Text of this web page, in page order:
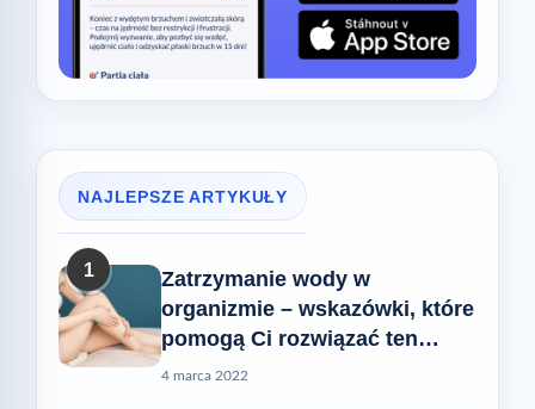
NAJLEPSZE ARTYKUŁY
1
Zatrzymanie wody w
organizmie – wskazówki, które
pomogą Ci rozwiązać ten
problem
4 marca 2022